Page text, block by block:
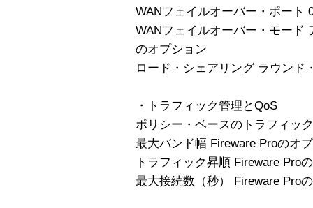
WANフェイルオーバー・ポー
WANフェイルオーバー・モード
のオプション
ロード・シェアリング ラウンド
・トラフィック管理とQoS
ポリシー・ベースのトラフィ
最大バンド幅 Fireware Proのオ
トラフィック昇順 Fireware Pro
最大接続数（秒） Fireware Pro